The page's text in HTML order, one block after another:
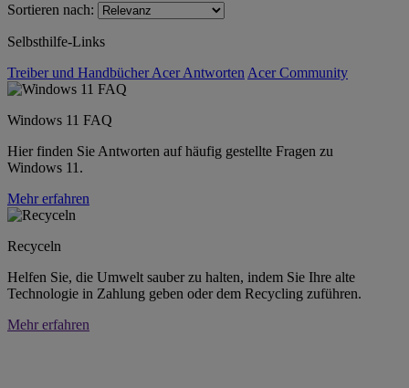
Sortieren nach:
Selbsthilfe-Links
Treiber und HandbücherAcer Antworten Acer Community
Windows 11 FAQ
Hier finden Sie Antworten auf häufig gestellte Fragen zu
Windows 11.
Mehr erfahren
Recyceln
Helfen Sie, die Umwelt sauber zu halten, indem Sie Ihre alte
Technologie in Zahlung geben oder dem Recycling zuführen.
Mehr erfahren